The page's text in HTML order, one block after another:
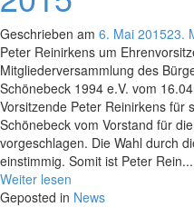
Geschrieben am 6. Mai 201523.
Peter Reinirkens um
Mitgliederversammlung des
Schönebeck 1994 e.V. vom
Vorsitzende Peter Reinirkens für
Schönebeck vom Vorstand für
vorgeschlagen. Die Wahl durch
einstimmig. Somit ist Peter Rein...
Weiter lesen
Geposted in News